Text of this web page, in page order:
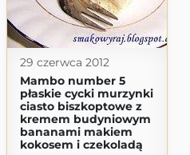
29 czerwca 2012
Mambo number 5
płaskie cycki murzynki
ciasto biszkoptowe z
kremem budyniowym
bananami makiem
kokosem i czekoladą